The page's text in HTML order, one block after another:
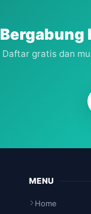
Bergabung
Daftar gratis dan
MENU
Home